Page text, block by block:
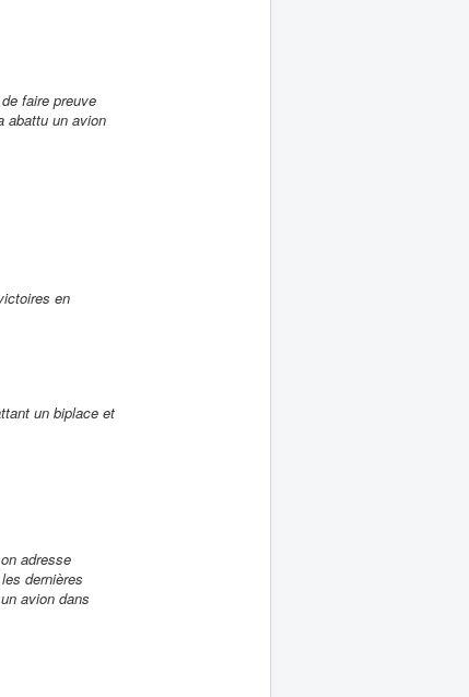
faire preuve
abattu un avion
en
un biplace et
adresse
dernières
avion dans